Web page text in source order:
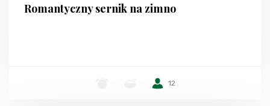
Romantyczny sernik na zimno
12